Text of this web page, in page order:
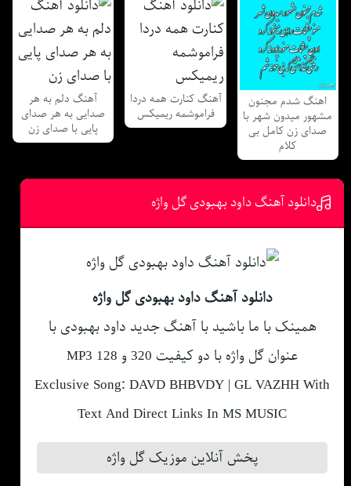
اهنگ شدم مجنون
مشهور میدون شهر با
صدای زن کامل بی
کلام
آهنگ کنارت همه دردا
فراموشمه ریمیکس
آهنگ دلم به هر
صدایی به هر صدای
پایی با صدای زن
دانلود آهنگ داود بهبودی گل واژه
دانلود آهنگ داود بهبودی گل واژه
همینک با ما باشید با آهنگ جدید داود بهبودی با
عنوان گل واژه با دو کیفیت 320 و 128 MP3
Exclusive Song: DAVD BHBVDY | GL VAZHH With
Text And Direct Links In MS MUSIC
پخش آنلاین موزیک گل واژه